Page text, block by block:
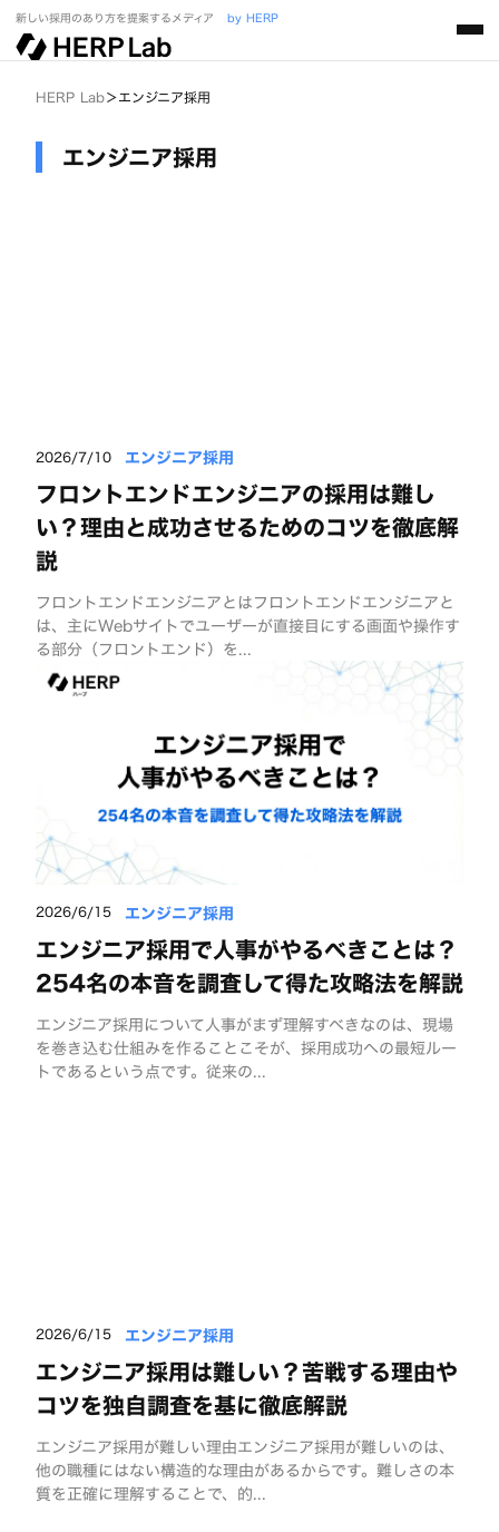
新しい採用のあり方を提案するメディア by HERP
HERP Lab＞エンジニア採用
エンジニア採用
2026/7/10 エンジニア採用
フロントエンドエンジニアの採用は難し
い？理由と成功させるためのコツを徹底解
説
フロントエンドエンジニアとはフロントエンドエンジニアと
は、主にWebサイトでユーザーが直接目にする画面や操作す
る部分（フロントエンド）を...
2026/6/15 エンジニア採用
エンジニア採用で人事がやるべきことは？
254名の本音を調査して得た攻略法を解説
エンジニア採用について人事がまず理解すべきなのは、現場
を巻き込む仕組みを作ることこそが、採用成功への最短ルー
トであるという点です。従来の...
2026/6/15 エンジニア採用
エンジニア採用は難しい？苦戦する理由や
コツを独自調査を基に徹底解説
エンジニア採用が難しい理由エンジニア採用が難しいのは、
他の職種にはない構造的な理由があるからです。難しさの本
質を正確に理解することで、的...